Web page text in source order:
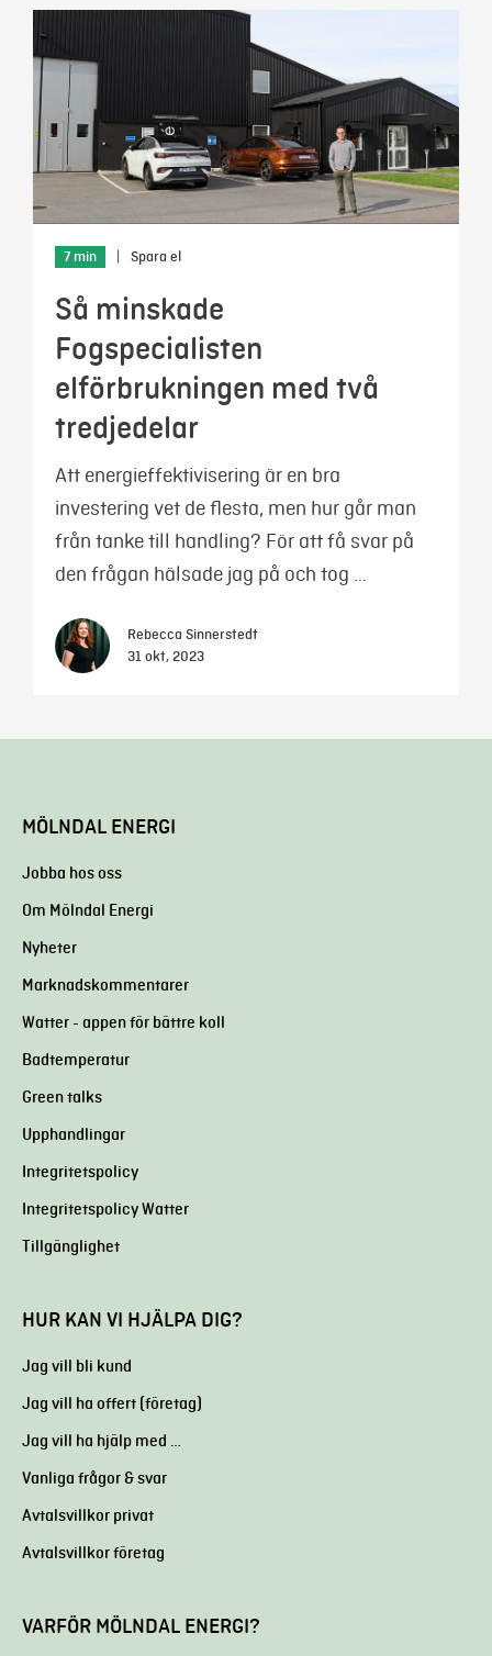
7 min Spara el
Så minskade
Fogspecialisten
elförbrukningen med två
tredjedelar
Att energieffektivisering är en bra
investering vet de flesta, men hur går man
från tanke till handling? För att få svar på
den frågan hälsade jag på och tog …
Rebecca Sinnerstedt
31 okt, 2023
MÖLNDAL ENERGI
Jobba hos oss
Om Mölndal Energi
Nyheter
Marknadskommentarer
Watter - appen för bättre koll
Badtemperatur
Green talks
Upphandlingar
Integritetspolicy
Integritetspolicy Watter
Tillgänglighet
HUR KAN VI HJÄLPA DIG?
Jag vill bli kund
Jag vill ha offert (företag)
Jag vill ha hjälp med …
Vanliga frågor & svar
Avtalsvillkor privat
Avtalsvillkor företag
VARFÖR MÖLNDAL ENERGI?